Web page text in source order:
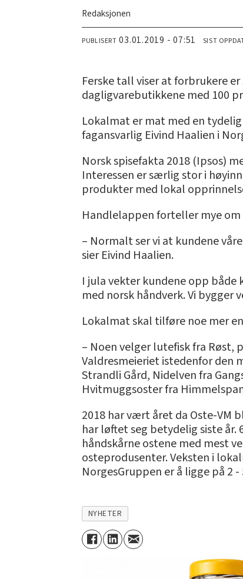
Redaksjonen
PUBLISERT 03.01.2019 - 07:51 SIST
Ferske tall viser at forbrukere
dagligvarebutikkene med 100
Lokalmat er mat med en
fagansvarlig Eivind Haalien i
Norsk spisefakta 2018 (Ipsos)
Interessen er særlig stor i
produkter med lokal
Handlelappen forteller mye om
– Normalt ser vi at kundene
sier Eivind Haalien.
I jula vekter kundene opp
med norsk håndverk. Vi
Lokalmat skal tilføre noe mer
– Noen velger lutefisk fra Røst,
Valdresmeieriet istedenfor den
Strandli Gård, Nidelven fra
Hvitmuggsoster fra
2018 har vært året da Oste-VM
har løftet seg betydelig siste år.
håndskårne ostene med mest
osteprodusenter. Veksten i
NorgesGruppen er å ligge på
NYHETER